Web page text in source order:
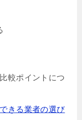
較ポイントにつ
きる業者の選び